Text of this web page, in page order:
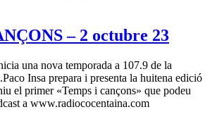
– 2 octubre 23
una nova temporada a 107.9 de la
Insa prepara i presenta la huitena edició
el primer «Temps i cançons» que podeu
a www.radiococentaina.com